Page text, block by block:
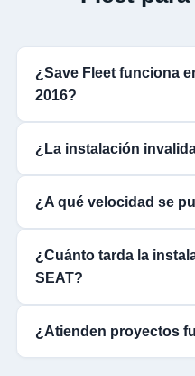
¿Save Fleet funciona
2016?
¿La instalación
¿A qué velocidad se
¿Cuánto tarda la
SEAT?
¿Atienden proyectos